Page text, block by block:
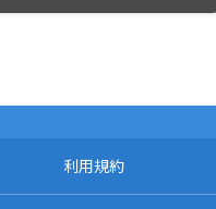
利用規約